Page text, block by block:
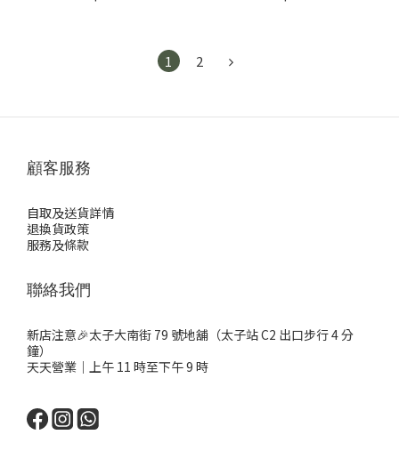
1 2
顧客服務
自取及送貨詳情
退換貨政策
服務及條款
聯絡我們
新店注意🎉太子大南街 79 號地舖（太子站 C2 出口步行 4 分
鐘）
天天營業｜上午 11 時至下午 9 時